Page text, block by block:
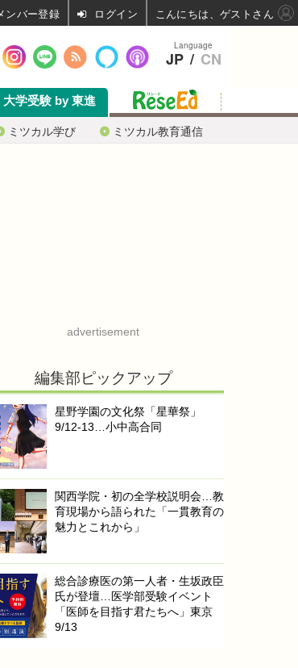
ミツカル学び ミツカル教育通信
大学受験 by 東進
advertisement
編集部ピックアップ
星野学園の文化祭「星華祭」
9/12-13…小中高合同
関西学院・初の全学校説明会…教
育現場から語られた「一貫教育の
魅力とこれから」
総合診療医の第一人者・生坂政臣
氏が登壇…医学部受験イベント
「医師を目指す君たちへ」東京
9/13
Language
JP / CN
ログイン こんにちは、ゲストさん